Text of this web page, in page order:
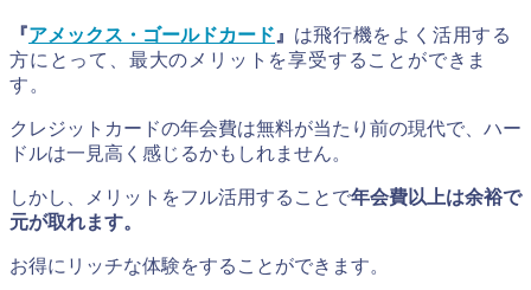
『アメックス・ゴールドカード 』 は飛行機をよく活用する
方にとって、最大のメリットを享受することができま
す。
クレジットカードの年会費は無料が当たり前の現代で、ハー
ドルは一見高く感じるかもしれません。
しかし、メリットをフル活用することで年会費以上は余裕で
元が取れます。
お得にリッチな体験をすることができます。